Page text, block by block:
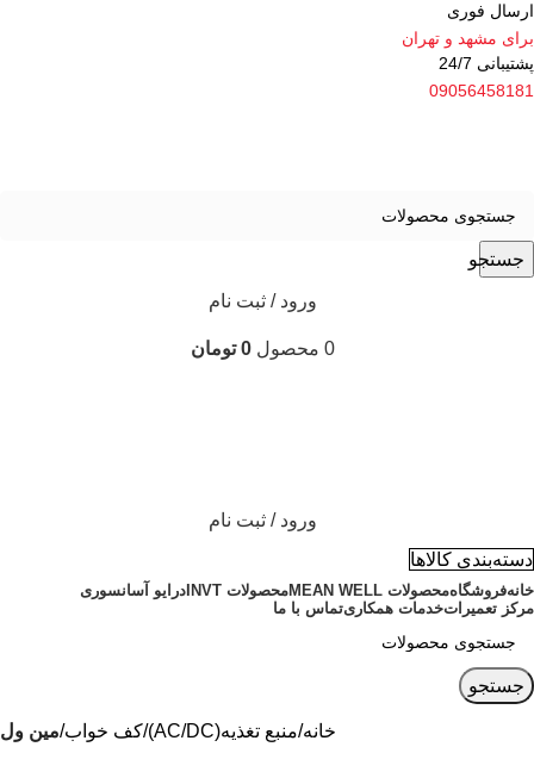
ارسال فوری
برای مشهد و تهران
پشتیبانی 24/7
09056458181
جستجو
ورود / ثبت نام
0 محصول 0 تومان
ورود / ثبت نام
دسته‌بندی کالاها
خانهفروشگاهمحصولات MEAN WELL محصولات INVT
درایو آسانسوری
مرکز تعمیراتخدمات همکاریتماس با ما
جستجو
خانه منبع تغذیه(AC/DC) کف خواب مین ول